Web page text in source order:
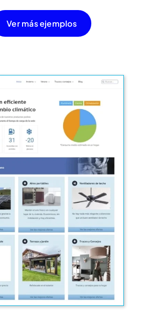
Ver más ejemplos